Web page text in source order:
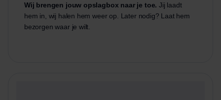
Wij brengen jouw opslagbox naar je toe. Jij laadt
hem in, wij halen hem weer op. Later nodig? Laat hem
bezorgen waar je wilt.